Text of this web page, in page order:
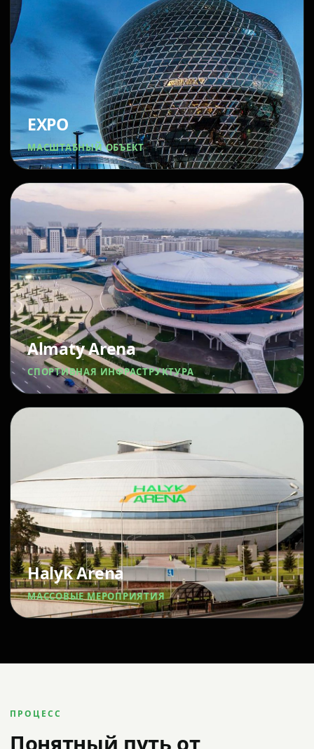
EXPO
МАСШТАБНЫЙ ОБЪЕКТ
Almaty Arena
СПОРТИВНАЯ ИНФРАСТРУКТУРА
Halyk Arena
МАССОВЫЕ МЕРОПРИЯТИЯ
ПРОЦЕСС
Понятный путь от